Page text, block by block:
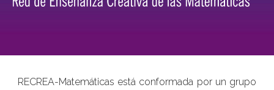
RECREA-Matemáticas está conformada por un grupo